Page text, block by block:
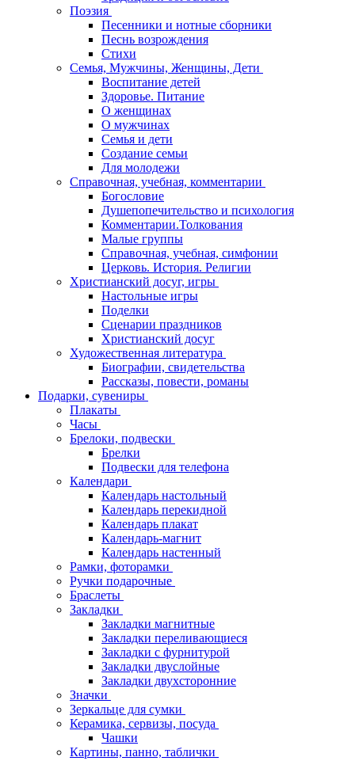
Поэзия
Песенники и нотные сборники
Песнь возрождения
Стихи
Семья, Мужчины, Женщины, Дети
Воспитание детей
Здоровье. Питание
О женщинах
О мужчинах
Семья и дети
Создание семьи
Для молодежи
Справочная, учебная, комментарии
Богословие
Душепопечительство и психология
Комментарии.Толкования
Малые группы
Справочная, учебная, симфонии
Церковь. История. Религии
Христианский досуг, игры
Настольные игры
Поделки
Сценарии праздников
Христианский досуг
Художественная литература
Биографии, свидетельства
Рассказы, повести, романы
Подарки, сувениры
Плакаты
Часы
Брелоки, подвески
Брелки
Подвески для телефона
Календари
Календарь настольный
Календарь перекидной
Календарь плакат
Календарь-магнит
Календарь настенный
Рамки, фоторамки
Ручки подарочные
Браслеты
Закладки
Закладки магнитные
Закладки переливающиеся
Закладки с фурнитурой
Закладки двуслойные
Закладки двухсторонние
Значки
Зеркальце для сумки
Керамика, сервизы, посуда
Чашки
Картины, панно, таблички